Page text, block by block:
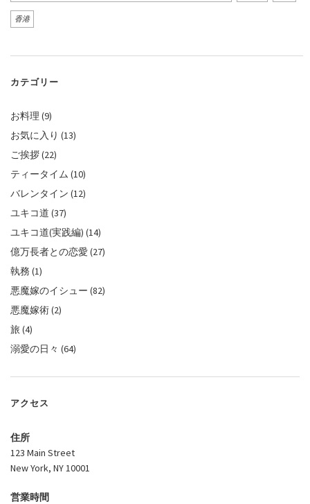
香港
カテゴリー
お料理 (9)
お気に入り (13)
ご挨拶(22)
ティータイム (10)
バレンタイン (12)
ユキコ道 (37)
ユキコ道(実践編) (14)
億万長者との恋愛 (27)
執務 (1)
悪魔嫁のイシュー (82)
悪魔嫁術(2)
旅 (4)
溺愛の日々 (64)
アクセス
住所
123 Main Street
New York, NY 10001
営業時間